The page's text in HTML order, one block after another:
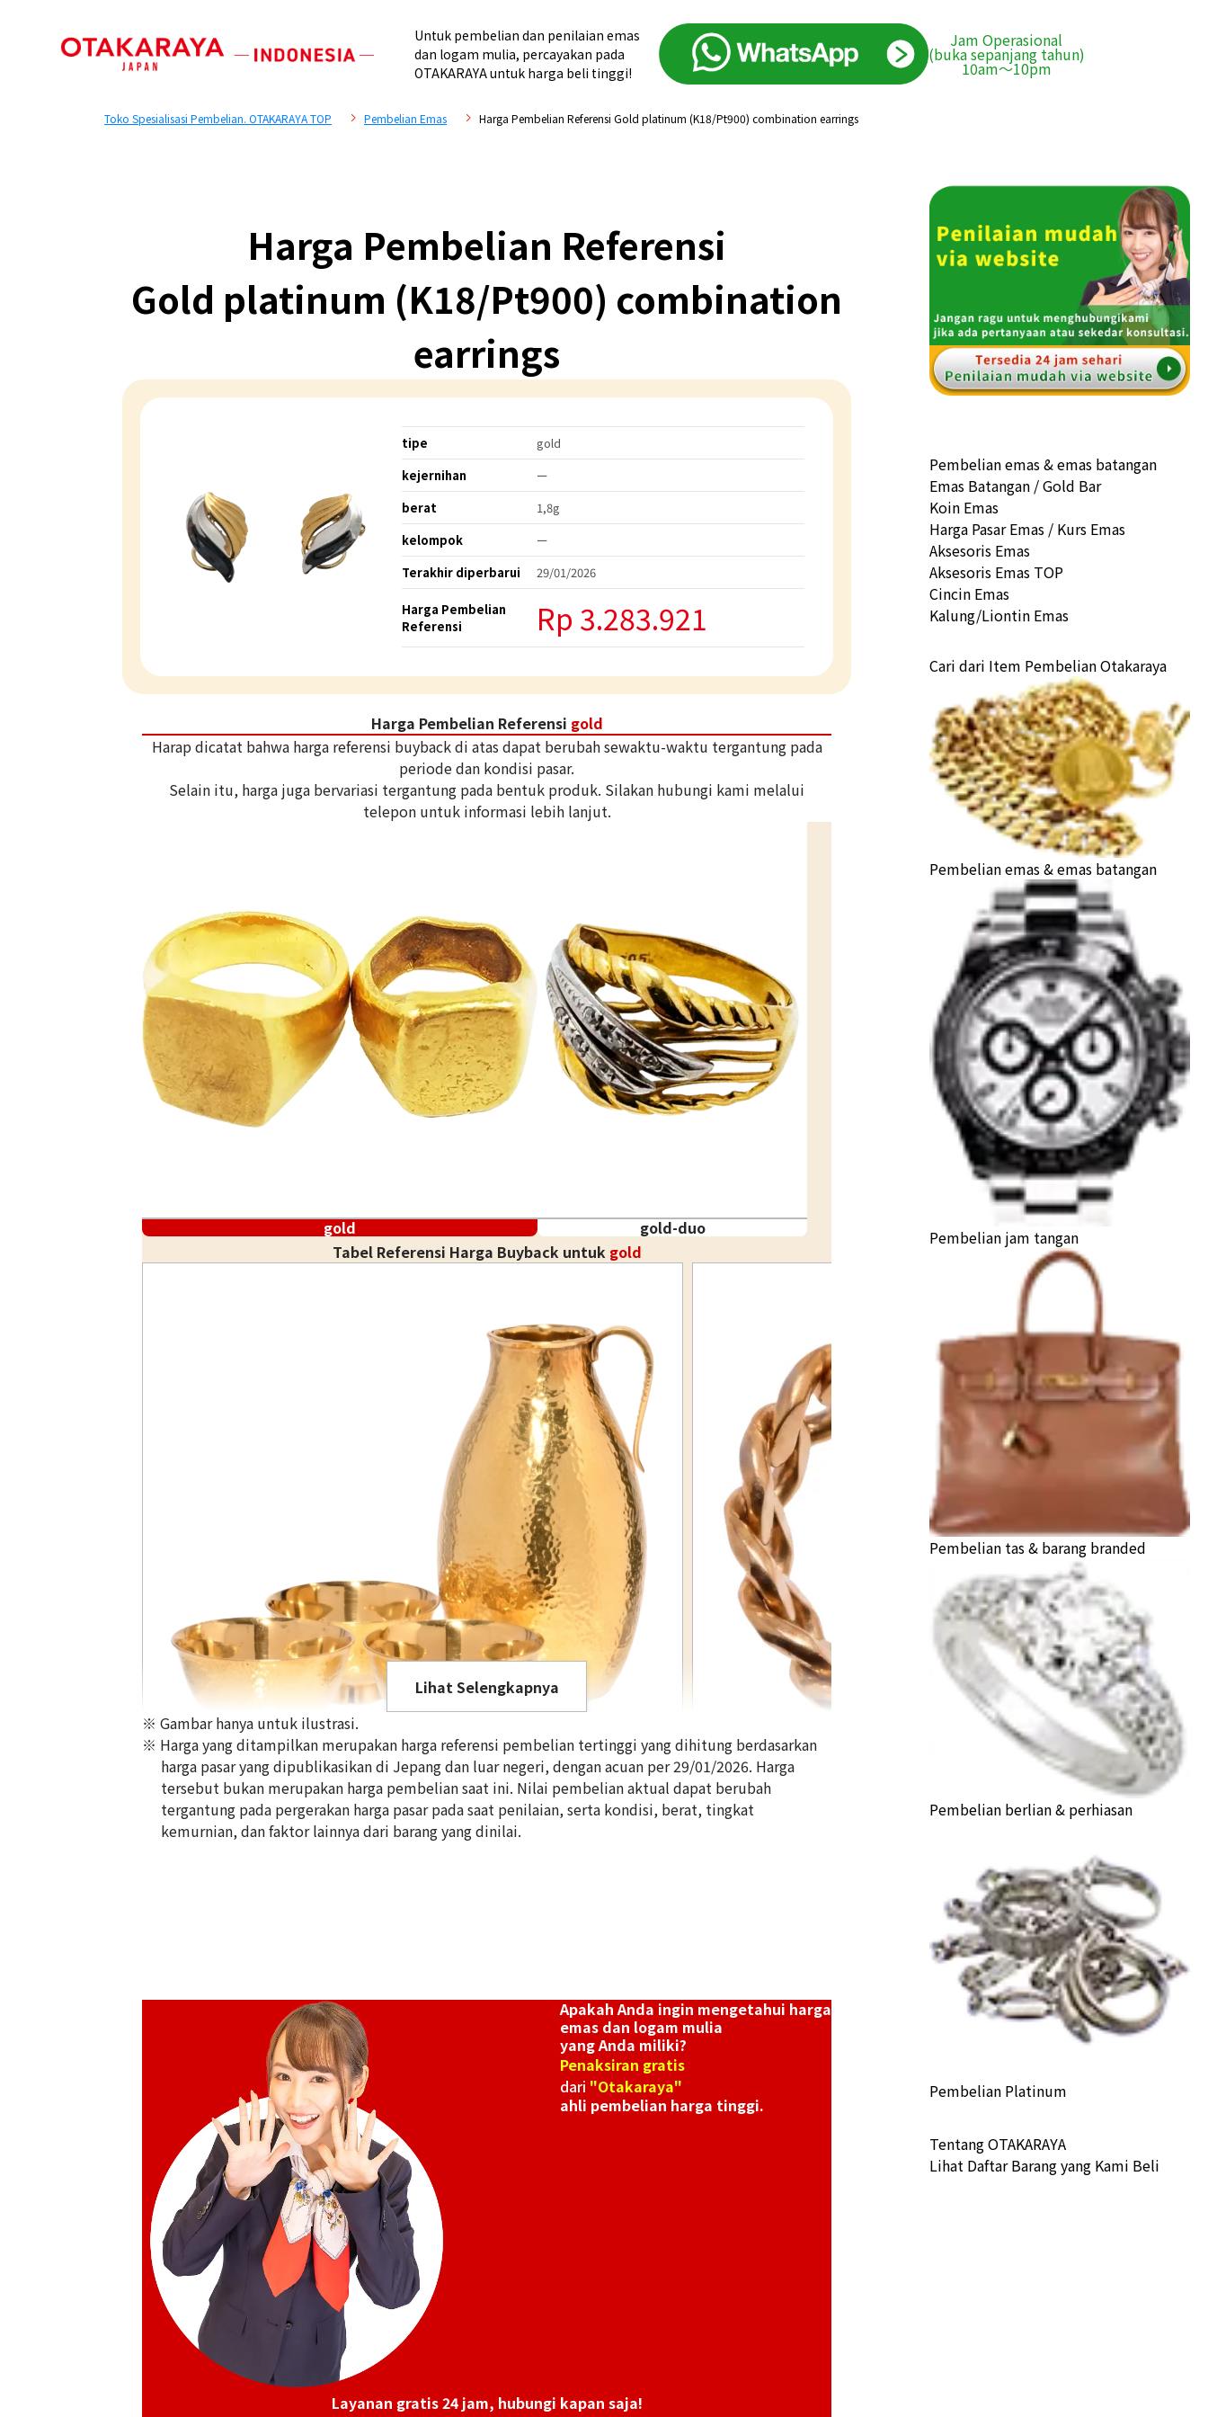
Untuk pembelian dan penilaian emas
dan logam mulia, percayakan pada
OTAKARAYA untuk harga beli tinggi!
Jam Operasional
(buka sepanjang tahun)
10am〜10pm
Toko Spesialisasi Pembelian. OTAKARAYA TOP Pembelian Emas Harga Pembelian Referensi Gold platinum (K18/Pt900) combination earrings
Harga Pembelian Referensi
Gold platinum (K18/Pt900) combination
earrings
tipe
gold
kejernihan
ー
berat
1,8g
kelompok
ー
Terakhir diperbarui
29/01/2026
Harga Pembelian
Referensi
Rp 3.283.921
Harga Pembelian Referensi gold
Harap dicatat bahwa harga referensi buyback di atas dapat berubah sewaktu-waktu tergantung pada
periode dan kondisi pasar.
Selain itu, harga juga bervariasi tergantung pada bentuk produk. Silakan hubungi kami melalui
telepon untuk informasi lebih lanjut.
gold
gold-duo
Tabel Referensi Harga Buyback untuk gold
24K gold (K24) sake set
349,6g
18K gold (K18) Kihei ring
Lihat Selengkapnya
※ Gambar hanya untuk ilustrasi.
※ Harga yang ditampilkan merupakan harga referensi pembelian tertinggi yang dihitung berdasarkan
harga pasar yang dipublikasikan di Jepang dan luar negeri, dengan acuan per 29/01/2026. Harga
tersebut bukan merupakan harga pembelian saat ini. Nilai pembelian aktual dapat berubah
tergantung pada pergerakan harga pasar pada saat penilaian, serta kondisi, berat, tingkat
kemurnian, dan faktor lainnya dari barang yang dinilai.
Apakah Anda ingin mengetahui harga
emas dan logam mulia
yang Anda miliki?
Penaksiran gratis
dari "Otakaraya"
ahli pembelian harga tinggi.
Layanan gratis 24 jam, hubungi kapan saja!
Pembelian emas & emas batangan
Emas Batangan / Gold Bar
Koin Emas
Harga Pasar Emas / Kurs Emas
Aksesoris Emas
Aksesoris Emas TOP
Cincin Emas
Kalung/Liontin Emas
Cari dari Item Pembelian Otakaraya
Pembelian emas & emas batangan
Pembelian jam tangan
Pembelian tas & barang branded
Pembelian berlian & perhiasan
Pembelian Platinum
Tentang OTAKARAYA
Lihat Daftar Barang yang Kami Beli